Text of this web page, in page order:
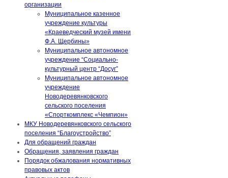
организации
Муниципальное казенное
учреждение культуры
«Краеведческий музей имени
Ф.А. Щербины»
Муниципальное автономное
учреждение “Социально-
культурный центр “Досуг”
Муниципальное автономное
учреждение
Новодеревянковского
сельского поселения
«Спорткомплекс «Чемпион»
МКУ Новодеревянковского сельского
поселения “Благоустройство”
Для обращений граждан
Обращения, заявления граждан
Порядок обжалования нормативных
правовых актов